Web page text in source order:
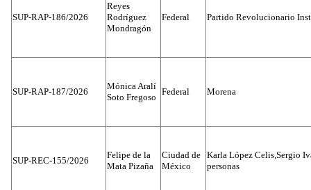
SUP-RAP-186/2026
Reyes
Rodríguez
Mondragón
Federal Partido Revolucionario
SUP-RAP-187/2026
Mónica Aralí
Soto Fregoso
Federal Morena
SUP-REC-155/2026
Felipe de la
Mata Pizaña
Ciudad de
México
Karla López Celis,Sergio
personas